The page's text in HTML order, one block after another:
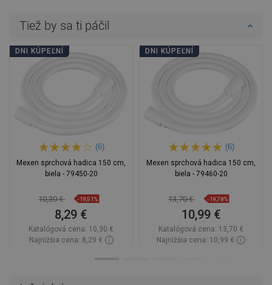
Tiež by sa ti páčil
DNI KÚPEĽNÍ
(6)
Mexen sprchová hadica 150 cm,
biela - 79450-20
10,30 € -19,51%
8,29 €
Katalógová cena: 10,30 €
Najnižšia cena: 8,29 €
DNI KÚPEĽNÍ
(6)
Mexen sprchová hadica 150 cm,
biela - 79460-20
13,70 € -19,78%
10,99 €
Katalógová cena: 13,70 €
Najnižšia cena: 10,99 €